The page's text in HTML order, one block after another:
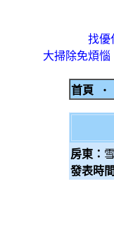
找優
大掃除免煩
首頁 ‧
房東：
發表時間